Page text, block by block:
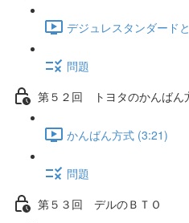
デジュレスタンダード
問題
第５２回 トヨタのかんばん
かんばん方式 (3:21)
問題
第５３回 デルのＢＴＯ